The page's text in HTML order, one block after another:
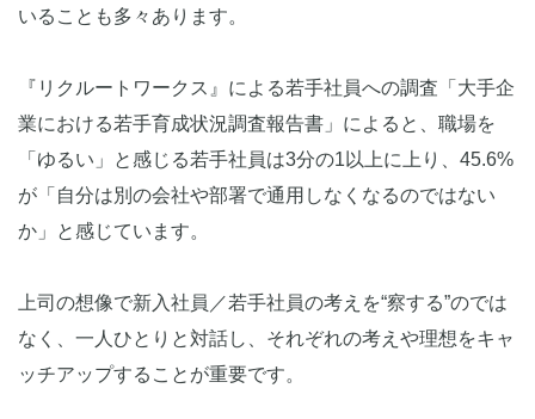
いることも多々あります。
『リクルートワークス』による若手社員への調査「大手企
業における若手育成状況調査報告書」によると、職場を
「ゆるい」と感じる若手社員は3分の1以上に上り、45.6%
が「自分は別の会社や部署で通用しなくなるのではない
か」と感じています。
上司の想像で新入社員／若手社員の考えを“察する”のでは
なく、一人ひとりと対話し、それぞれの考えや理想をキャ
ッチアップすることが重要です。